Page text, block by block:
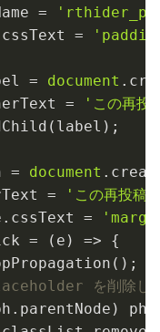
=
=
= document
=
'この再投
= document
=
'この再投稿
=
=
( e ) => {
を削除し